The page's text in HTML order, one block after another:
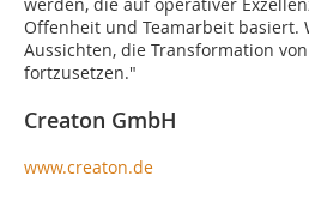
werden, die auf operativer
Offenheit und Teamarbeit basiert.
Aussichten, die Transformation
fortzusetzen."
Creaton GmbH
www.creaton.de